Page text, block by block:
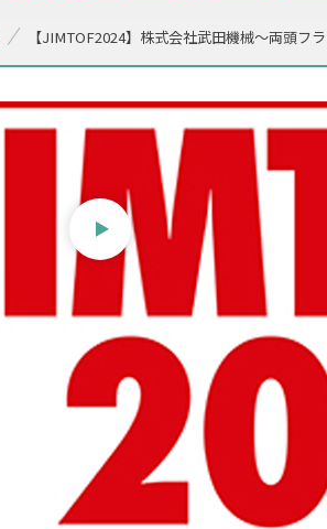
【JIMTOF2024】株式会社武田機械〜両頭フ
】株式会社武
両頭フライス盤新モ